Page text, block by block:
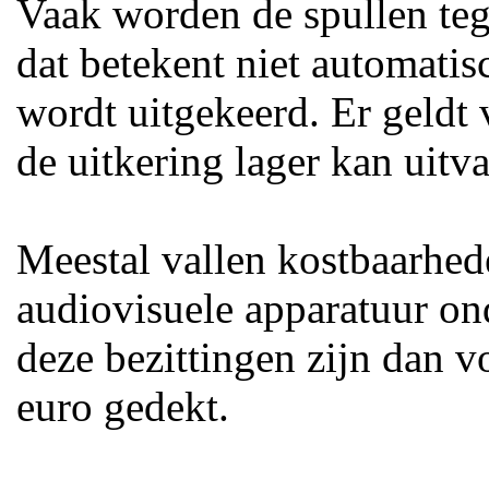
Vaak worden de spullen
dat betekent niet
wordt uitgekeerd. Er geldt
de uitkering lager kan
Meestal vallen
audiovisuele apparatuur
deze bezittingen zijn dan
euro gedekt.